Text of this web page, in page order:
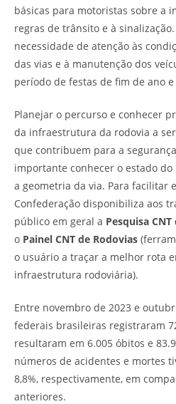
básicas para motoristas sobre a
regras de trânsito e à
necessidade de atenção às
das vias e à manutenção dos
período de festas de fim de ano
Planejar o percurso e conhecer
da infraestrutura da rodovia a
que contribuem para a
importante conhecer o estado
a geometria da via. Para facilitar
Confederação disponibiliza aos
público em geral a Pesquisa
o Painel CNT de Rodovias
o usuário a traçar a melhor rota
infraestrutura rodoviária).
Entre novembro de 2023 e
federais brasileiras registraram
resultaram em 6.005 óbitos e
números de acidentes e mortes
8,8%, respectivamente, em
anteriores.